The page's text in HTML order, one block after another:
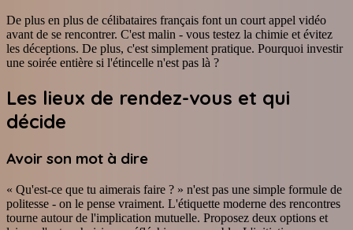
De plus en plus de célibataires français font un court appel vidéo
avant de se rencontrer. C'est malin - vous testez la chimie et évitez
les déceptions. De plus, c'est simplement pratique. Pourquoi investir
une soirée entière si l'étincelle n'est pas là ?
Les lieux de rendez-vous et qui
décide
Avoir son mot à dire
« Qu'est-ce que tu aimerais faire ? » n'est pas une simple formule de
politesse - on le pense vraiment. L'étiquette moderne des rencontres
tourne autour de l'implication mutuelle. Proposez deux options et